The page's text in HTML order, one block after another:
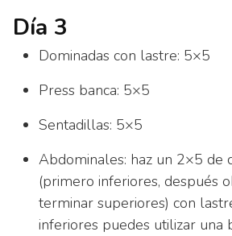
Día 3
Dominadas con lastre: 5×5
Press banca: 5×5
Sentadillas: 5×5
Abdominales: haz un 2×5 de
(primero inferiores, después
terminar superiores) con
inferiores puedes utilizar una